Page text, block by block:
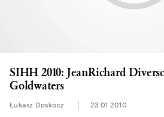
SIHH 2010: JeanRichard
Goldwaters
Łukasz Doskocz 23.01.2010